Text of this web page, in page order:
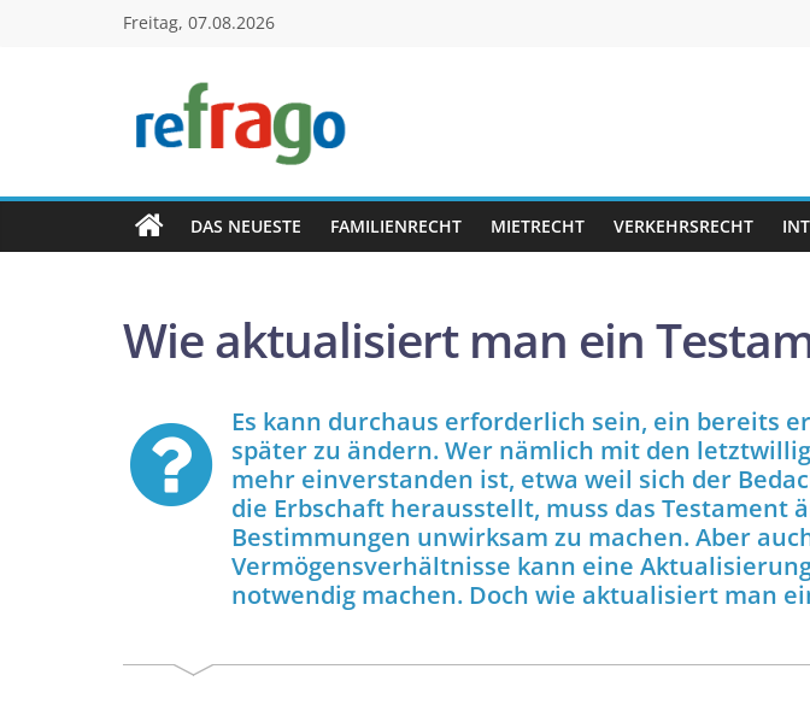
Freitag, 07.08.2026
refrago
Rechtsfragen
online
verständlich
kostenlos
DAS NEUESTE FAMILIENRECHT MIETRECHT VERKEHRSRECHT
Wie aktualisiert man ein
Es kann durchaus erforderlich sein, ein bereits
später zu ändern. Wer nämlich mit den
mehr einverstanden ist, etwa weil sich der
die Erbschaft herausstellt, muss das Testament
Bestimmungen unwirksam zu machen. Aber
Vermögensverhältnisse kann eine
notwendig machen. Doch wie aktualisiert man